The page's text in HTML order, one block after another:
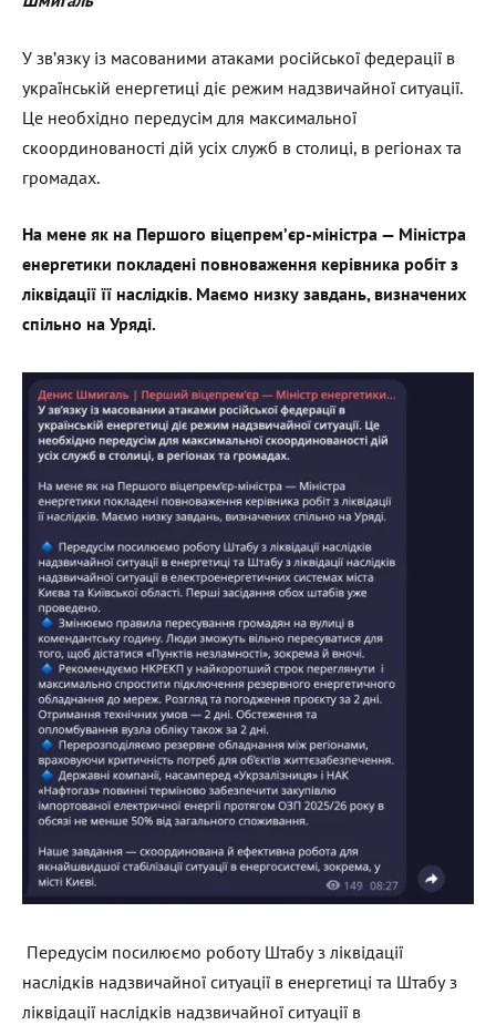
У зв’язку із масованими атаками російської федерації в
українській енергетиці діє режим надзвичайної ситуації.
Це необхідно передусім для максимальної
скоординованості дій усіх служб в столиці, в регіонах та
громадах.
На мене як на Першого віцепрем’єр-міністра — Міністра
енергетики покладені повноваження керівника робіт з
ліквідації її наслідків. Маємо низку завдань, визначених
спільно на Уряді.
Передусім посилюємо роботу Штабу з ліквідації
наслідків надзвичайної ситуації в енергетиці та Штабу з
ліквідації наслідків надзвичайної ситуації в